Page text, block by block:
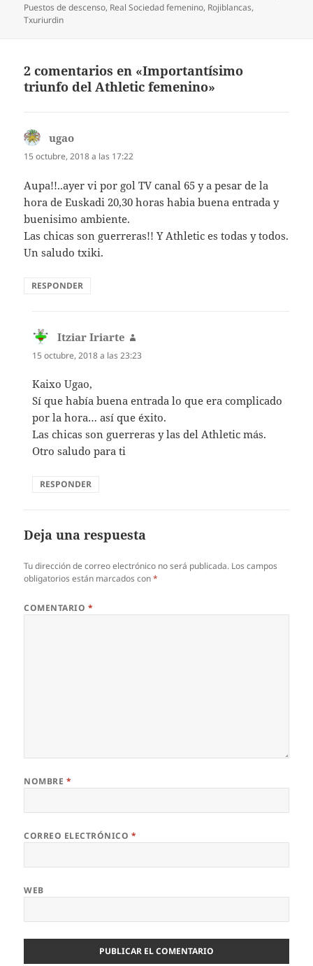
Puestos de descenso, Real Sociedad femenino, Rojiblancas,
Txuriurdin
2 comentarios en «Importantísimo
triunfo del Athletic femenino»
ugao
15 octubre, 2018 a las 17:22
Aupa!!..ayer vi por gol TV canal 65 y a pesar de la
hora de Euskadi 20,30 horas habia buena entrada y
buenisimo ambiente.
Las chicas son guerreras!! Y Athletic es todas y todos.
Un saludo txiki.
RESPONDER
Itziar Iriarte
15 octubre, 2018 a las 23:23
Kaixo Ugao,
Sí que había buena entrada lo que era complicado
por la hora… así que éxito.
Las chicas son guerreras y las del Athletic más.
Otro saludo para ti
RESPONDER
Deja una respuesta
Tu dirección de correo electrónico no será publicada. Los campos
obligatorios están marcados con*
COMENTARIO *
NOMBRE *
CORREO ELECTRÓNICO *
WEB